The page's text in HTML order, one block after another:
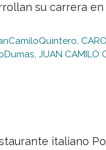
su carrera
,
, JUAN CAMILO
italiano